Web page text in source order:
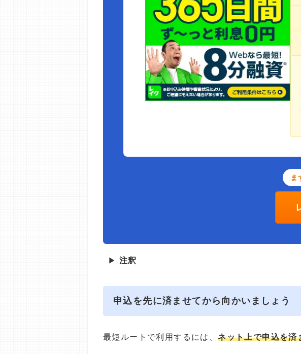
ま
▶ 注釈
申込を先に済ませてから向かいましょう
最短ルートで利用するには、ネット上で申込を済